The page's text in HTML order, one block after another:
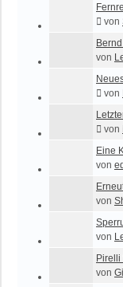
von
Bernd
von
von
von
Eine
von
von
von
Pirelli
von